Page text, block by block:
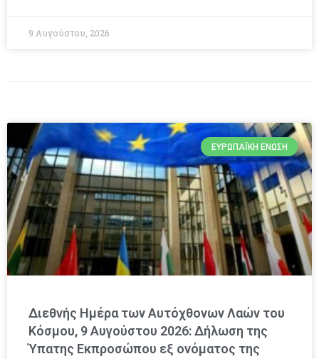
9 Αυγούστου, 2026
ΕΥΡΩΠΑΪΚΉ ΈΝΩΣΗ
Διεθνής Ημέρα των Αυτόχθονων Λαών του
Κόσμου, 9 Αυγούστου 2026: Δήλωση της
Ύπατης Εκπροσώπου εξ ονόματος της